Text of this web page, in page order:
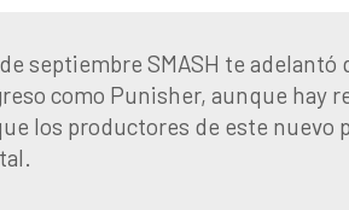
septiembre SMASH te
como Punisher, aunque hay
los productores de este nuevo